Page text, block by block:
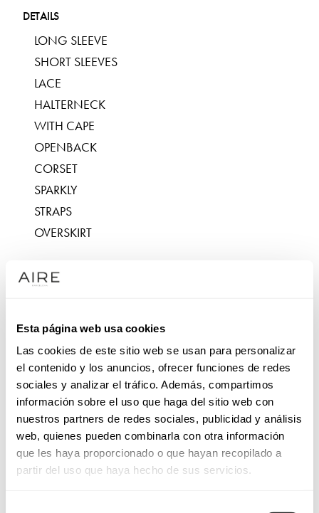
Esta página web usa cookies
Las cookies de este sitio web se usan para personalizar
el contenido y los anuncios, ofrecer funciones de redes
sociales y analizar el tráfico. Además, compartimos
información sobre el uso que haga del sitio web con
nuestros partners de redes sociales, publicidad y análisis
web, quienes pueden combinarla con otra información
que les haya proporcionado o que hayan recopilado a
partir del uso que haya hecho de sus servicios.
DETAILS
LONG SLEEVE
SHORT SLEEVES
LACE
HALTERNECK
WITH CAPE
OPENBACK
CORSET
SPARKLY
STRAPS
OVERSKIRT
NECKLINES
V-NECK
SWEETHEART NECKLINE
FABRICS
TULLE
MIKADO
CREPE